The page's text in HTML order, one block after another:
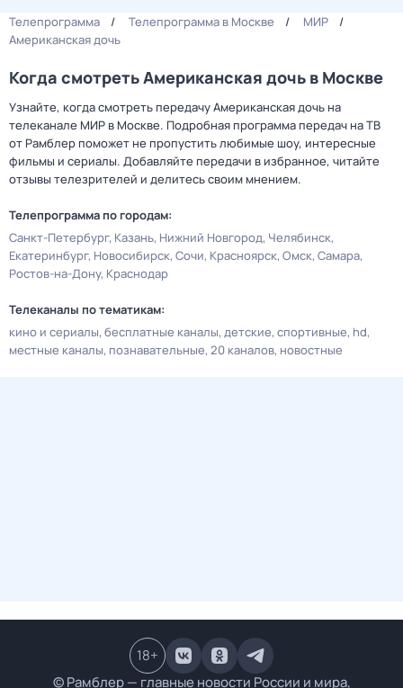
Телепрограмма Телепрограмма в Москве
МИР
Американская дочь
Когда смотреть Американская дочь в Москве
Узнайте, когда смотреть передачу Американская дочь на
телеканале МИР в Москве. Подробная программа передач на ТВ
от Рамблер поможет не пропустить любимые шоу, интересные
фильмы и сериалы. Добавляйте передачи в избранное, читайте
отзывы телезрителей и делитесь своим мнением.
Телепрограмма по городам:
Санкт-Петербург Казань Нижний Новгород Челябинск
Екатеринбург Новосибирск Сочи Красноярск Омск Самара
Ростов-на-Дону Краснодар
Телеканалы по тематикам:
кино и сериалы бесплатные каналы детские спортивные hd
местные каналы познавательные 20 каналов новостные
© Рамблер — главные новости России и мира,
18+